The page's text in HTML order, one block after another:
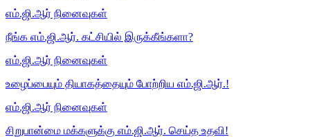
எம்.ஜி.ஆர் நினைவுகள்
நீங்க எம்.ஜி.ஆர். கட்சியில் இருக்கீங்களா?
எம்.ஜி.ஆர் நினைவுகள்
உழைப்பையும் தியாகத்தையும் போற்றிய எம்.ஜி.ஆர்.!
எம்.ஜி.ஆர் நினைவுகள்
சிறுபான்மை மக்களுக்கு எம்.ஜி.ஆர். செய்த உதவி!